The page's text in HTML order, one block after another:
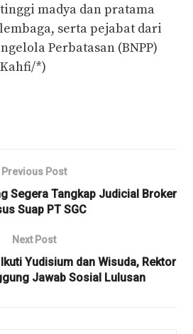
madya dan pratama
serta pejabat dari
Perbatasan (BNPP)
*)
Previous Post
Segera Tangkap Judicial Broker
Suap PT SGC
Next Post
Yudisium dan Wisuda, Rektor
Jawab Sosial Lulusan